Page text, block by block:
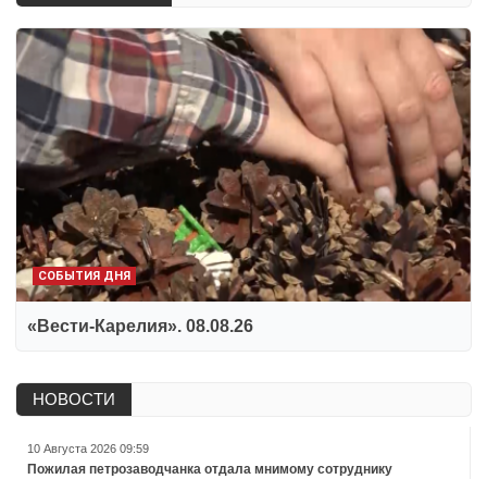
СОБЫТИЯ ДНЯ
«Вести-Карелия». 08.08.26
НОВОСТИ
10 Августа 2026 09:59
Пожилая петрозаводчанка отдала мнимому сотруднику